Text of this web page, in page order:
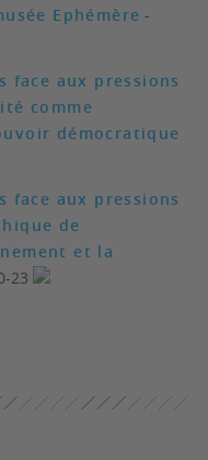
Ephémère -
aux pressions
comme
démocratique
aux pressions
de
et la
23